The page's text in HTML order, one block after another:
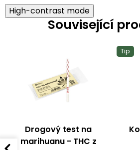
High-contrast mode
Související
Drogový test na
marihuanu - THC z
Tip